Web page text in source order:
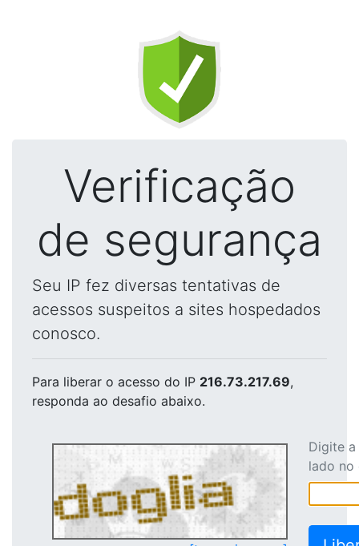
Verificação
de segurança
Seu IP fez diversas tentativas de
acessos suspeitos a sites hospedados
conosco.
Para liberar o acesso do IP 216.73.217.69,
responda ao desafio abaixo.
Digite
lado no